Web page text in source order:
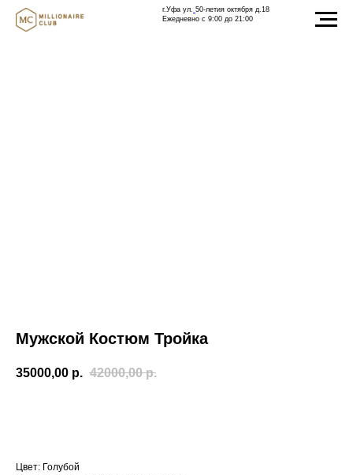
г.Уфа ул. 50-летия октября д.18
Ежедневно с 9:00 до 21:00
Мужской Костюм Тройка
35000,00 р. 42000,00 р.
Цвет: Голубой